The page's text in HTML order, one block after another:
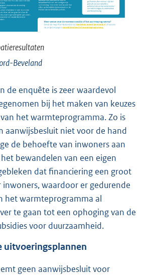
Beveland
de enquête is zeer waardevol
bij het maken van keuzes
het warmteprogramma. Zo is
aanwijsbesluit niet voor de hand
de behoefte van inwoners aan
bewandelen van een eigen
dat financiering een groot
inwoners, waardoor er gedurende
het warmteprogramma al
te gaan tot een ophoging van de
voor duurzaamheid.
uitvoeringsplannen
geen aanwijsbesluit voor